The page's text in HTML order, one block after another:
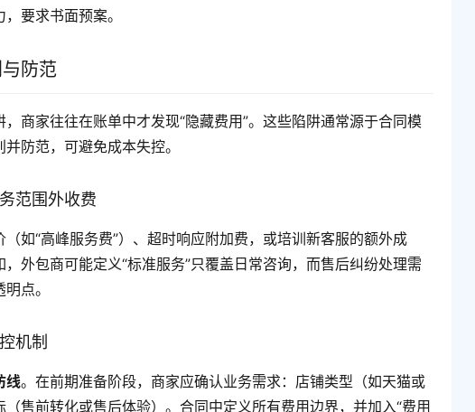
要求书面预案。
防范
商家往往在账单中才发现“隐藏费用”。这些陷阱通常源于合同模
防范，可避免成本失控。
范围外收费
如“高峰服务费”）、超时响应附加费，或培训新客服的额外成
，外包商可能定义“标准服务”只覆盖日常咨询，而售后纠纷处理需
点。
机制
线。在前期准备阶段，商家应确认业务需求：店铺类型（如天猫或
售前转化或售后体验）。合同中定义所有费用边界，并加入“费用